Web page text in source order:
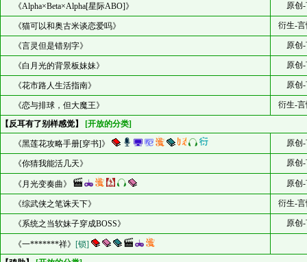
《Alpha×Beta×Alpha[星际ABO]》 原创
《猫可以和奥古米谈恋爱吗》 衍生-
《言灵但是错别字》 原创
《白月光的背景板妹妹》 原创
《花市路人生活指南》 原创
《恋与排球，但大魔王》
衍生-
【反耳有了别样感觉】
[开放的分类]
《黑莲花攻略手册[穿书]》 原创
《你猜我能活几天》 原创
《月光变奏曲》 原创
《综武侠之笔诛天下》 衍生-
《系统之当软妹子穿成BOSS》 原创
《一*******祥》 [锁]